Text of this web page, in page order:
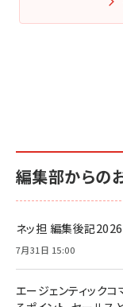
編集部からの
ネッ担 編集後記
7月31日 15:00
エージェンティック